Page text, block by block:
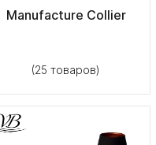
Manufacture Collier
(25 товаров)